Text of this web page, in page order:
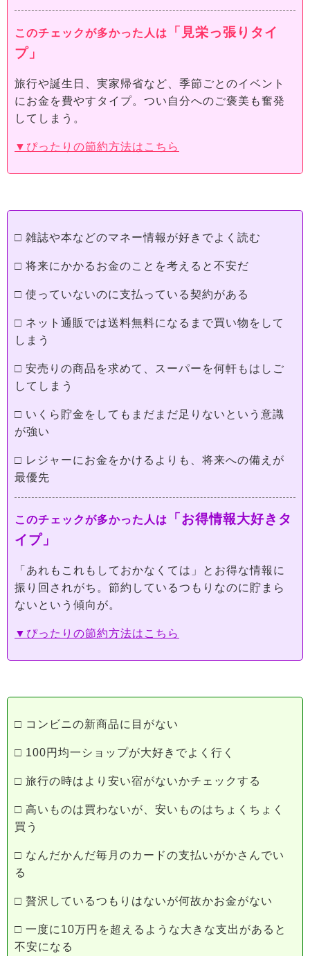
このチェックが多かった人は
「見栄っ張りタイ
プ」
旅行や誕生日、実家帰省など、季節ごとのイベント
にお金を費やすタイプ。つい自分へのご褒美も奮発
してしまう。
▼ぴったりの節約方法はこちら
□ 雑誌や本などのマネー情報が好きでよく読む
□ 将来にかかるお金のことを考えると不安だ
□ 使っていないのに支払っている契約がある
□ ネット通販では送料無料になるまで買い物をして
しまう
□ 安売りの商品を求めて、スーパーを何軒もはしご
してしまう
□ いくら貯金をしてもまだまだ足りないという意識
が強い
□ レジャーにお金をかけるよりも、将来への備えが
最優先
このチェックが多かった人は
「お得情報大好きタ
イプ」
「あれもこれもしておかなくては」とお得な情報に
振り回されがち。節約しているつもりなのに貯まら
ないという傾向が。
▼ぴったりの節約方法はこちら
□ コンビニの新商品に目がない
□ 100円均一ショップが大好きでよく行く
□ 旅行の時はより安い宿がないかチェックする
□ 高いものは買わないが、安いものはちょくちょく
買う
□ なんだかんだ毎月のカードの支払いがかさんでい
る
□ 贅沢しているつもりはないが何故かお金がない
□ 一度に10万円を超えるような大きな支出があると
不安になる